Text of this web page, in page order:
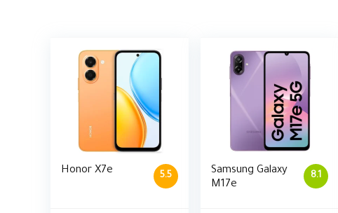
5.5
Honor X7e 8.1
Samsung Galaxy
M17e